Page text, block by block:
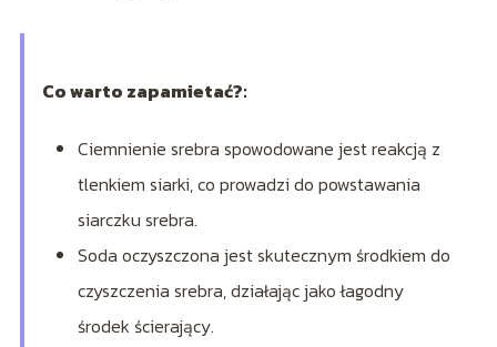
Co warto zapamietać?:
Ciemnienie srebra spowodowane jest reakcją z
tlenkiem siarki, co prowadzi do powstawania
siarczku srebra.
Soda oczyszczona jest skutecznym środkiem do
czyszczenia srebra, działając jako łagodny
środek ścierający.